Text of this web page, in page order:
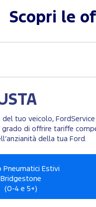
Scopri le
tuo veicolo,
grado di offrire tariffe
della tua Ford.
Pneumatici Estivi
Bridgestone
(0-4 e 5+)